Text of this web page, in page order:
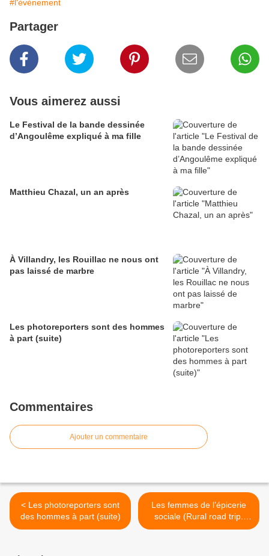
#l'évènement
Partager
Vous aimerez aussi
Le Festival de la bande dessinée
d’Angoulême expliqué à ma fille
Matthieu Chazal, un an après
À Villandry, les Rouillac ne nous ont
pas laissé de marbre
Les photoreporters sont des hommes
à part (suite)
Commentaires
Ajouter un commentaire
< Les photoreporters sont
des hommes à part (suite)
Les femmes de l’épicerie
sociale (Rural road trip.
Saison 6) >